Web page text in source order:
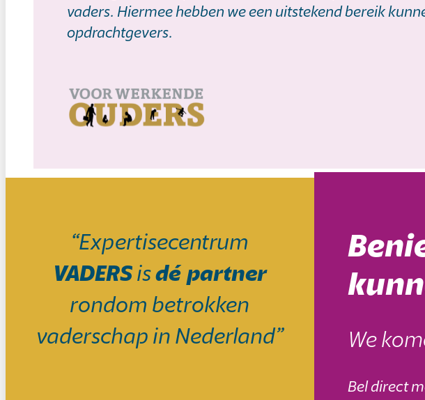
vaders. Hiermee hebben we een uitstekend bereik
opdrachtgevers.
“Expertisecentrum
VADERSisdé partner
rondom betrokken
vaderschap in Nederland”
We
Bel direct